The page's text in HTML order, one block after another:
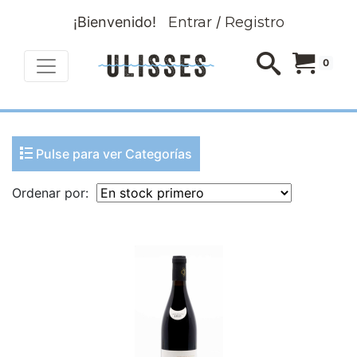
¡Bienvenido! Entrar/ Registro
0
Pulse para ver Categorías
Ordenar por: